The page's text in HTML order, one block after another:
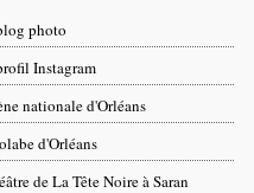
photo
Instagram
nationale d'Orléans
d'Orléans
de La Tête Noire à Saran